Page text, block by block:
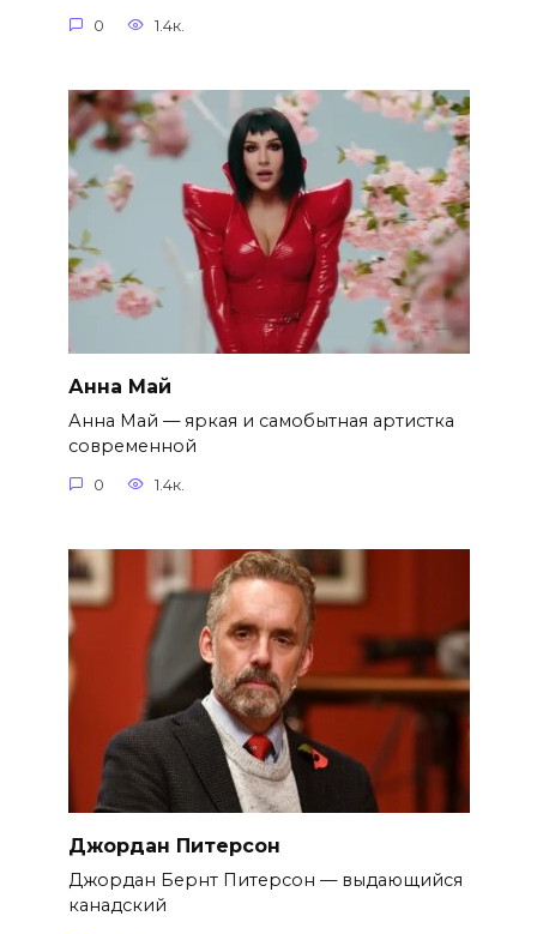
0 1.4к.
Анна Май
Анна Май — яркая и самобытная артистка
современной
0 1.4к.
Джордан Питерсон
Джордан Бернт Питерсон — выдающийся
канадский